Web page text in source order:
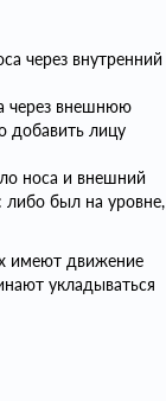
через внутренний
через внешнюю
добавить лицу
носа и внешний
либо был на уровне,
имеют движение
укладываться